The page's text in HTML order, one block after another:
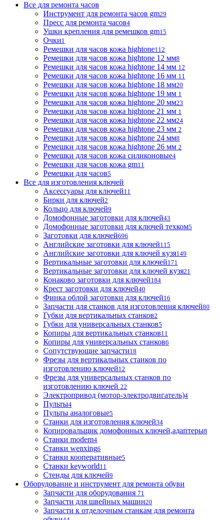
Все для ремонта часов
Инструмент для ремонта часов gm29
Пресс для ремонта часов4
Ушки крепления для ремешков gm15
Очки1
Ремешки для часов кожа hightone112
Ремешки для часов кожа hightone 12 мм8
Ремешки для часов кожа hightone 14 мм 12
Ремешки для часов кожа hightone 16 мм 11
Ремешки для часов кожа hightone 18 мм20
Ремешки для часов кожа hightone 19 мм 1
Ремешки для часов кожа hightone 20 мм23
Ремешки для часов кожа hightone 21 мм 1
Ремешки для часов кожа hightone 22 мм24
Ремешки для часов кожа hightone 23 мм 2
Ремешки для часов кожа hightone 24 мм8
Ремешки для часов кожа hightone 26 мм 2
Ремешки для часов кожа силиконовые4
Ремешки для часов кожа gm11
Ремешки для часов5
Все для изготовления ключей
Аксессуары для ключей11
Бирки для ключей2
Кольцо для ключей9
Домофонные заготовки для ключей43
Домофонные заготовки для ключей техком5
Заготовки для ключей696
Английские заготовки для ключей115
Английские заготовки для ключей кузя149
Вертикальные заготовки для ключей171
Вертикальные заготовки для ключей кузя21
Конаково заготовки для ключей184
Крест заготовки для ключей40
Финка облой заготовки для ключей16
Запчасти для станков для изготовления ключей80
Губки для вертикальных станков2
Губки для универсальных станков5
Копиры для вертикальных станков11
Копиры для универсальных станков6
Сопутствующие запчасти18
Фрезы для вертикальных станков по
изготовлению ключей12
Фрезы для универсальных станков по
изготовлению ключей 22
Электропривод (мотор-электродвигатель)4
Пульты4
Пульты аналоговые5
Станки для изготовления ключей34
Копировальщик домофонных ключей,адаптеры8
Станки modern4
Станки wenxing6
Станки кооперативные5
Станки keyworld11
Стенды для ключей9
Оборудование и инструмент для ремонта обуви
Запчасти для оборудования 71
Запчасти для швейных машин20
Запчасти к отделочным станкам для ремонта